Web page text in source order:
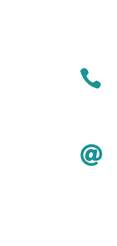

